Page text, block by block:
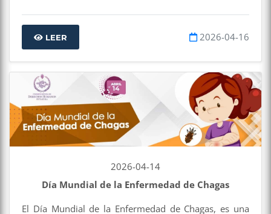
LEER 2026-04-16
2026-04-14
Día Mundial de la Enfermedad de Chagas
El Día Mundial de la Enfermedad de Chagas, es una